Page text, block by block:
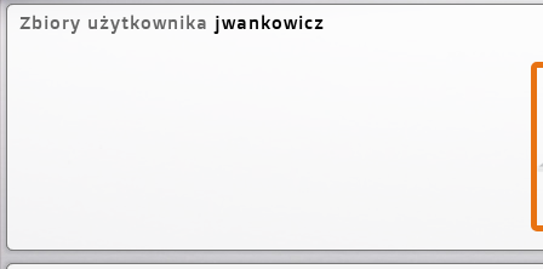
Zbiory użytkownika jwankowicz